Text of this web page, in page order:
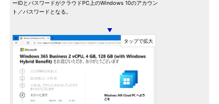
ーIDとパスワードがクラウドPC上のWindows 10のアカウン
ト／パスワードとなる。
▼